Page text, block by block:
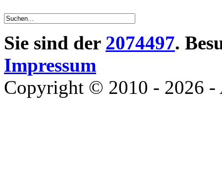
Sie sind der 2074497.
Impressum
Copyright © 2010 - 2026 -